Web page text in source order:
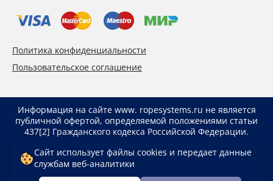
Политика конфиденциальности
Пользовательское соглашение
Информация на сайте www. ropesystems.ru не является
публичной офертой, определяемой положениями статьи
437[2] Гражданского кодекса Российской Федерации.
заказа через интернет-магазин www. ropesystems.ru.
Цены при оформлении заказа иным способом могут
отличаться от указанных на сайте.
Сайт использует файлы cookies и передает данные
службам веб-аналитики